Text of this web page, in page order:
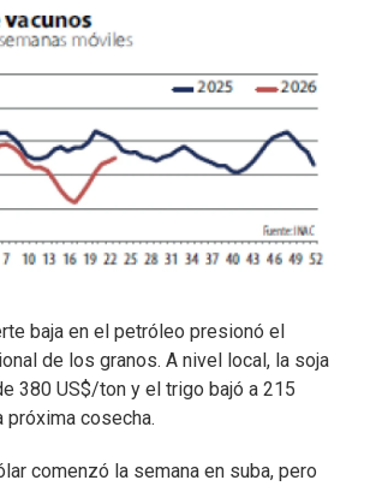
baja en el petróleo presionó el
de los granos. A nivel local, la soja
380 US$/ton y el trigo bajó a 215
próxima cosecha.
comenzó la semana en suba, pero